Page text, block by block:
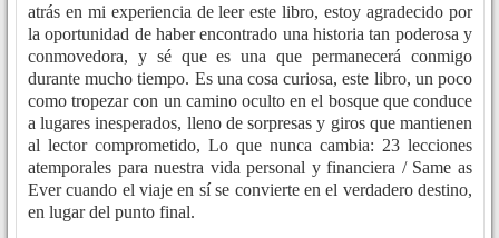
atrás en mi experiencia de leer este libro, estoy agradecido por
la oportunidad de haber encontrado una historia tan poderosa y
conmovedora, y sé que es una que permanecerá conmigo
durante mucho tiempo. Es una cosa curiosa, este libro, un poco
como tropezar con un camino oculto en el bosque que conduce
a lugares inesperados, lleno de sorpresas y giros que mantienen
al lector comprometido, Lo que nunca cambia: 23 lecciones
atemporales para nuestra vida personal y financiera / Same as
Ever cuando el viaje en sí se convierte en el verdadero destino,
en lugar del punto final.